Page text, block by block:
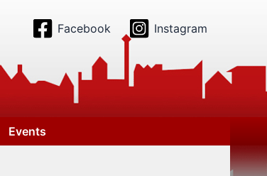
Facebook Instagram
Events